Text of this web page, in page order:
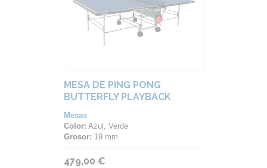
MESA DE PING PONG
BUTTERFLY PLAYBACK
Mesas
Color: Azul, Verde
Grosor: 19 mm
479,00 €